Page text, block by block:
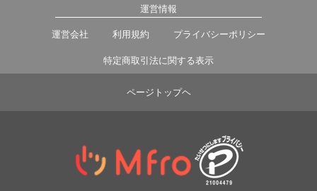
運営情報
運営会社 利用規約 プライバシーポリシー
特定商取引法に関する表示
ページトップヘ